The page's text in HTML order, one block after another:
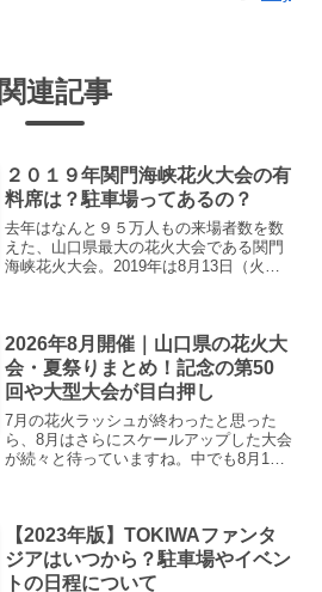
関連記事
２０１９年関門海峡花火大会の有
料席は？駐車場ってあるの？
去年はなんと９５万人もの来場者数を数
えた、山口県最大の花火大会である関門
海峡花火大会。2019年は8月13日（火）
と海を渡った福...
2026年8月開催｜山口県の花火大
会・夏祭りまとめ！記念の第50
回や大型大会が目白押し
7月の花火ラッシュが終わったと思った
ら、8月はさらにスケールアップした大会
が続々と待っていますね。中でも8月1日
どこに行くか迷って...
【2023年版】TOKIWAファンタ
ジアはいつから？駐車場やイベン
トの日程について